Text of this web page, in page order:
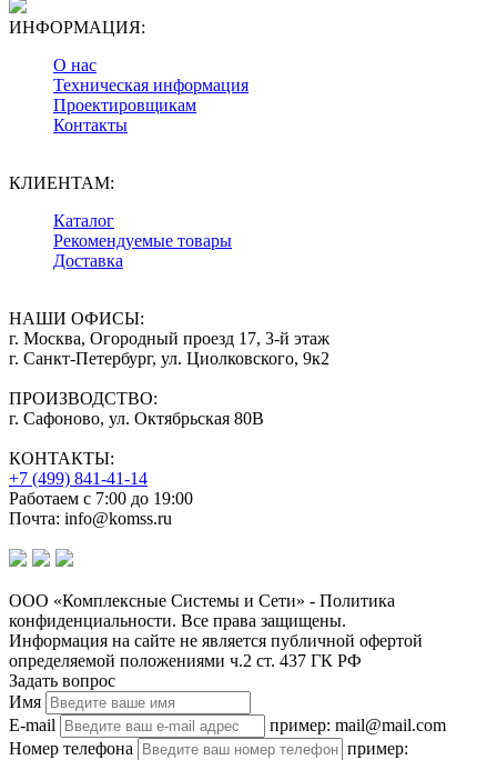
ИНФОРМАЦИЯ:
О нас
Техническая информация
Проектировщикам
Контакты
КЛИЕНТАМ:
Каталог
Рекомендуемые товары
Доставка
НАШИ ОФИСЫ:
г. Москва, Огородный проезд 17, 3-й этаж
г. Санкт-Петербург, ул. Циолковского, 9к2
ПРОИЗВОДСТВО:
г. Сафоново, ул. Октябрьская 80В
КОНТАКТЫ:
+7 (499) 841-41-14
Работаем с 7:00 до 19:00
Почта: info@komss.ru
ООО «Комплексные Системы и Сети» - Политика
конфиденциальности. Все права защищены.
Информация на сайте не является публичной офертой
определяемой положениями ч.2 ст. 437 ГК РФ
Задать вопрос
Имя
E-mail
пример: mail@mail.com
Номер телефона
пример: